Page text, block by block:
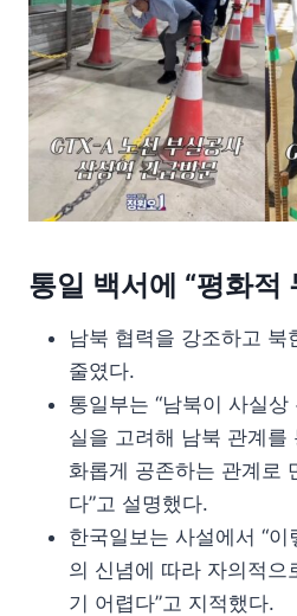
통일 백서에 “평화적
남북 협력을 강조하고 북
줄였다.
통일부는 “남북이 사실
실을 고려해 남북 관계를
화롭게 공존하는 관계로
다”고 설명했다.
한국일보는 사설에서 “
의 신념에 따라 자의적으
기 어렵다”고 지적했다.